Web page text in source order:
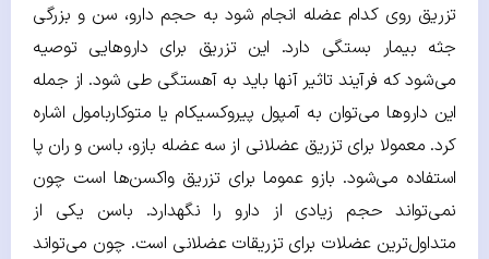
تزریق روی کدام عضله انجام شود به حجم دارو، سن و بزرگی
جثه بیمار بستگی دارد. این تزریق برای داروهایی توصیه
می‌شود که فرآیند تاثیر آنها باید به آهستگی طی شود. از جمله
این داروها می‌توان به آمپول پیروکسیکام یا متوکاربامول اشاره
کرد. معمولا برای تزریق عضلانی از سه عضله بازو، باسن و ران پا
استفاده می‌شود. بازو عموما برای تزریق واکسن‌ها است چون
نمی‌تواند حجم زیادی از دارو را نگهدارد. باسن یکی از
متداول‌ترین عضلات برای تزریقات عضلانی است. چون می‌تواند